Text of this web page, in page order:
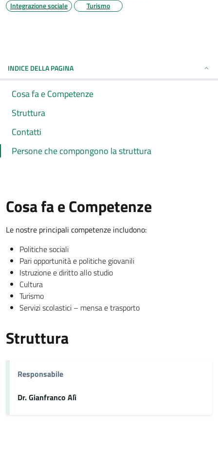
Integrazione sociale
Turismo
INDICE DELLA PAGINA
Cosa fa e Competenze
Struttura
Contatti
Persone che compongono la struttura
Cosa fa e Competenze
Le nostre principali competenze includono:
Politiche sociali
Pari opportunità e politiche giovanili
Istruzione e diritto allo studio
Cultura
Turismo
Servizi scolastici – mensa e trasporto
Struttura
Responsabile
Dr. Gianfranco Alì